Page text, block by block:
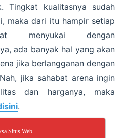
Tingkat kualitasnya sudah
maka dari itu hampir setiap
menyukai dengan
ada banyak hal yang akan
jika berlangganan dengan
jika sahabat arena ingin
dan harganya, maka
.
Situs Web